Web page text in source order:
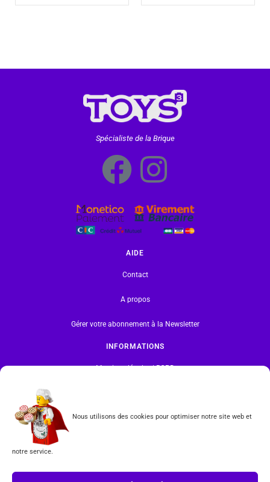
Nous utilisons des cookies pour optimiser notre site web et
notre service.
Spécialiste de la Brique
AIDE
Contact
A propos
Gérer votre abonnement à la Newsletter
INFORMATIONS
Mentions légales | RGPD
Tous les produits vendus sur ce site sont fabriqués par LEGO exclusivement. LEGO® est une
en restent les propriétaires. Tous droits réservés.